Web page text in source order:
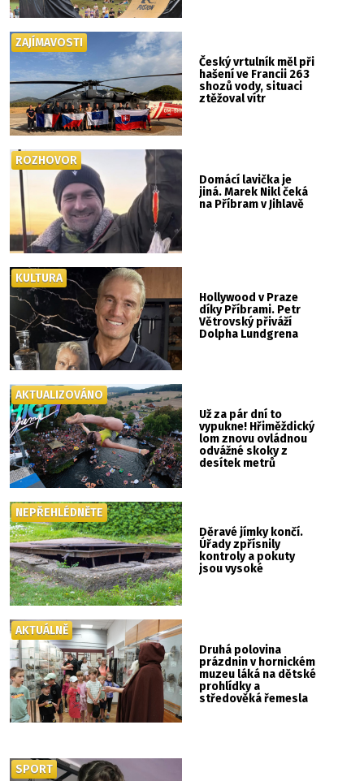
Český vrtulník měl při
hašení ve Francii 263
shozů vody, situaci
ztěžoval vítr
ZAJÍMAVOSTI
Domácí lavička je
jiná. Marek Nikl čeká
na Příbram v Jihlavě
ROZHOVOR
Hollywood v Praze
díky Příbrami. Petr
Větrovský přiváží
Dolpha Lundgrena
KULTURA
Už za pár dní to
vypukne! Hřiměždický
lom znovu ovládnou
odvážné skoky z
desítek metrů
AKTUALIZOVÁNO
Děravé jímky končí.
Úřady zpřísnily
kontroly a pokuty
jsou vysoké
NEPŘEHLÉDNĚTE
Druhá polovina
prázdnin v hornickém
muzeu láká na dětské
prohlídky a
středověká řemesla
AKTUÁLNĚ
SPORT